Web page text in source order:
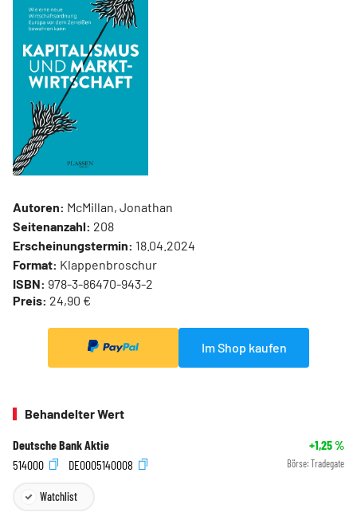
Autoren: McMillan, Jonathan
Seitenanzahl: 208
Erscheinungstermin: 18.04.2024
Format: Klappenbroschur
ISBN: 978-3-86470-943-2
Preis: 24,90 €
Im Shop kaufen
Behandelter Wert
Deutsche Bank Aktie +1,25%
514000
DE0005140008 Börse: Tradegate
Watchlist